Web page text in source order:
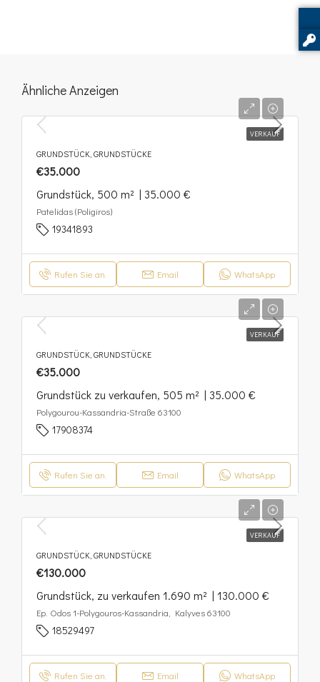
Ähnliche Anzeigen
VERKAUF
GRUNDSTÜCK, GRUNDSTÜCKE
€35.000
Grundstück, 500 m² | 35.000 €
Patelidas (Poligiros)
19341893
Rufen Sie an. Email WhatsApp
VERKAUF
GRUNDSTÜCK, GRUNDSTÜCKE
€35.000
Grundstück zu verkaufen, 505 m² | 35.000 €
Polygourou-Kassandria-Straße 63100
17908374
Rufen Sie an. Email WhatsApp
VERKAUF
GRUNDSTÜCK, GRUNDSTÜCKE
€130.000
Grundstück, zu verkaufen 1.690 m² | 130.000 €
Ep. Odos 1-Polygouros-Kassandria, Kalyves 63100
18529497
Rufen Sie an. Email WhatsApp